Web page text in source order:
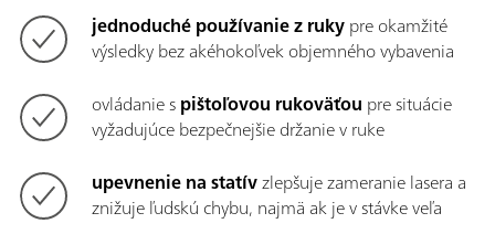
jednoduché používanie z rukypre okamžité
výsledky bez akéhokoľvek objemného vybavenia
ovládanie spištoľovou rukoväťou pre situácie
vyžadujúce bezpečnejšie držanie v ruke
upevnenie na statívzlepšuje zameranie lasera a
znižuje ľudskú chybu, najmä ak je v stávke veľa